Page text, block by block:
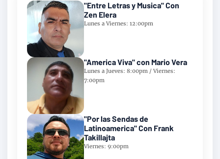
"Entre Letras y Musica" Con
Zen Elera
Lunes a Viernes: 12:00pm
"America Viva" con Mario Vera
Lunes a Jueves: 8:00pm / Viernes:
7:00pm
"Por las Sendas de
Latinoamerica" Con Frank
Takillajta
Viernes: 9:00pm